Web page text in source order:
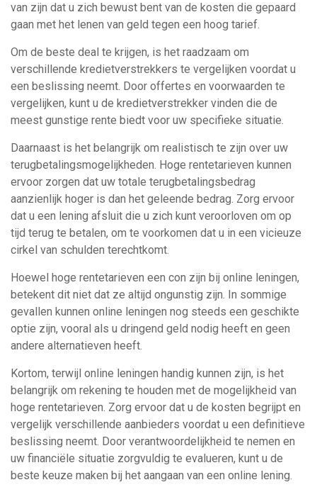
van zijn dat u zich bewust bent van de kosten die gepaard
gaan met het lenen van geld tegen een hoog tarief.
Om de beste deal te krijgen, is het raadzaam om
verschillende kredietverstrekkers te vergelijken voordat u
een beslissing neemt. Door offertes en voorwaarden te
vergelijken, kunt u de kredietverstrekker vinden die de
meest gunstige rente biedt voor uw specifieke situatie.
Daarnaast is het belangrijk om realistisch te zijn over uw
terugbetalingsmogelijkheden. Hoge rentetarieven kunnen
ervoor zorgen dat uw totale terugbetalingsbedrag
aanzienlijk hoger is dan het geleende bedrag. Zorg ervoor
dat u een lening afsluit die u zich kunt veroorloven om op
tijd terug te betalen, om te voorkomen dat u in een vicieuze
cirkel van schulden terechtkomt.
Hoewel hoge rentetarieven een con zijn bij online leningen,
betekent dit niet dat ze altijd ongunstig zijn. In sommige
gevallen kunnen online leningen nog steeds een geschikte
optie zijn, vooral als u dringend geld nodig heeft en geen
andere alternatieven heeft.
Kortom, terwijl online leningen handig kunnen zijn, is het
belangrijk om rekening te houden met de mogelijkheid van
hoge rentetarieven. Zorg ervoor dat u de kosten begrijpt en
vergelijk verschillende aanbieders voordat u een definitieve
beslissing neemt. Door verantwoordelijkheid te nemen en
uw financiële situatie zorgvuldig te evalueren, kunt u de
beste keuze maken bij het aangaan van een online lening.